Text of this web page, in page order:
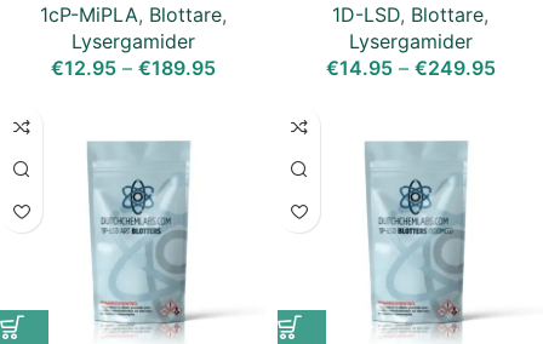
1cP-MiPLA, Blottare,
Lysergamider
€12.95 – €189.95
1D-LSD, Blottare,
Lysergamider
€14.95 – €249.95